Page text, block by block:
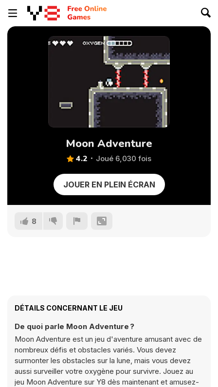
Moon Adventure
4.2 Joué 6,030 fois
JOUER EN PLEIN ÉCRAN
8
DÉTAILS CONCERNANT LE JEU
De quoi parle Moon Adventure ?
Moon Adventure est un jeu d'aventure amusant avec de
nombreux défis et obstacles variés. Vous devez
surmonter les obstacles sur la lune, mais vous devez
aussi surveiller votre oxygène pour survivre. Jouez au
jeu Moon Adventure sur Y8 dès maintenant et amusez-